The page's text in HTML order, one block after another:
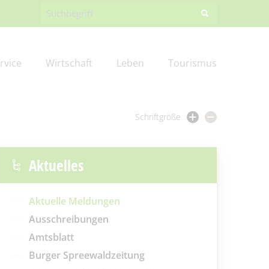
Kommunalpolitik/Sitzungen
Fundbüro
Wirtschaft Leben Tourismus
Schriftgröße
Aktuelles
Aktuelle Meldungen
Ausschreibungen
Amtsblatt
Burger Spreewaldzeitung